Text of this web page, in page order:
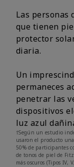
Las personas
que tienen
protector
diaria.
Un
permaneces
penetrar las
dispositivos
luz azul
†Según un estudio
usaron el producto
50% de participantes
de tonos de piel de
más oscuros (Tipos IV,